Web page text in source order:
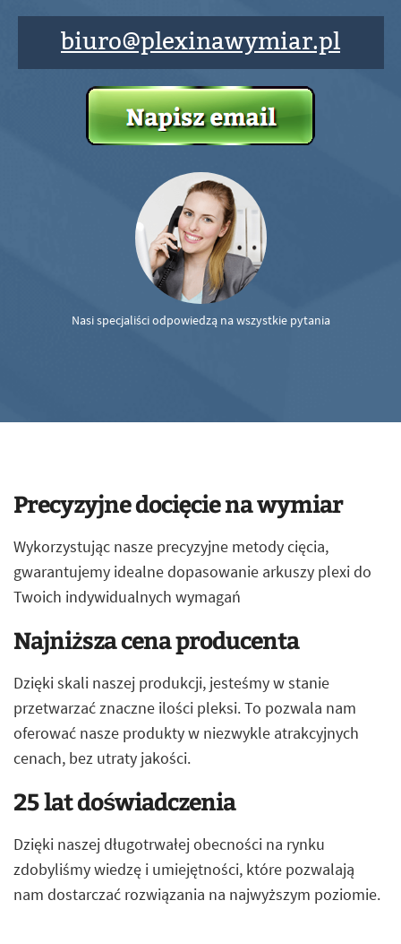
biuro@plexinawymiar.pl
Nasi specjaliści odpowiedzą na wszystkie pytania
Precyzyjne docięcie na wymiar
Wykorzystując nasze precyzyjne metody cięcia,
gwarantujemy idealne dopasowanie arkuszy plexi do
Twoich indywidualnych wymagań
Najniższa cena producenta
Dzięki skali naszej produkcji, jesteśmy w stanie
przetwarzać znaczne ilości pleksi. To pozwala nam
oferować nasze produkty w niezwykle atrakcyjnych
cenach, bez utraty jakości.
25 lat doświadczenia
Dzięki naszej długotrwałej obecności na rynku
zdobyliśmy wiedzę i umiejętności, które pozwalają
nam dostarczać rozwiązania na najwyższym poziomie.